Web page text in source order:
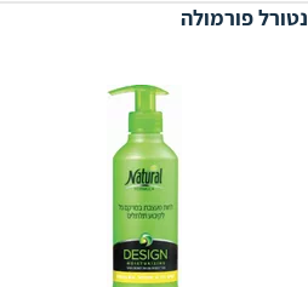
נטורל פורמולה